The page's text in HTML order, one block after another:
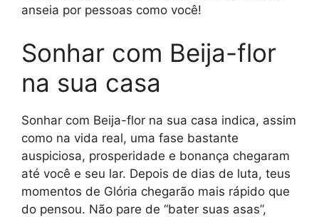
anseia por pessoas como você!
Sonhar com Beija-flor
na sua casa
Sonhar com Beija-flor na sua casa indica, assim
como na vida real, uma fase bastante
auspiciosa, prosperidade e bonança chegaram
até você e seu lar. Depois de dias de luta, teus
momentos de Glória chegarão mais rápido que
do pensou. Não pare de “bater suas asas”,